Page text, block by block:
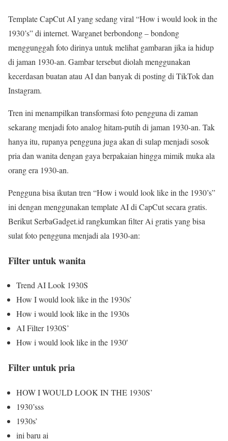
Template CapCut AI yang sedang viral “How i would look in the
1930’s” di internet. Warganet berbondong – bondong
menggunggah foto dirinya untuk melihat gambaran jika ia hidup
di jaman 1930-an. Gambar tersebut diolah menggunakan
kecerdasan buatan atau AI dan banyak di posting di TikTok dan
Instagram.
Tren ini menampilkan transformasi foto pengguna di zaman
sekarang menjadi foto analog hitam-putih di jaman 1930-an. Tak
hanya itu, rupanya pengguna juga akan di sulap menjadi sosok
pria dan wanita dengan gaya berpakaian hingga mimik muka ala
orang era 1930-an.
Pengguna bisa ikutan tren “How i would look like in the 1930’s”
ini dengan menggunakan template AI di CapCut secara gratis.
Berikut SerbaGadget.id rangkumkan filter Ai gratis yang bisa
sulat foto pengguna menjadi ala 1930-an:
Filter untuk wanita
Trend AI Look 1930S
How I would look like in the 1930s’
How i would look like in the 1930s
AI Filter 1930S’
How i would look like in the 1930′
Filter untuk pria
HOW I WOULD LOOK IN THE 1930S’
1930’sss
1930s’
ini baru ai